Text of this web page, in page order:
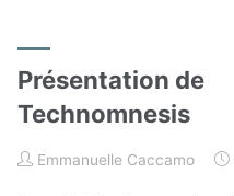
Présentation de
Technomnesis
Emmanuelle Caccamo